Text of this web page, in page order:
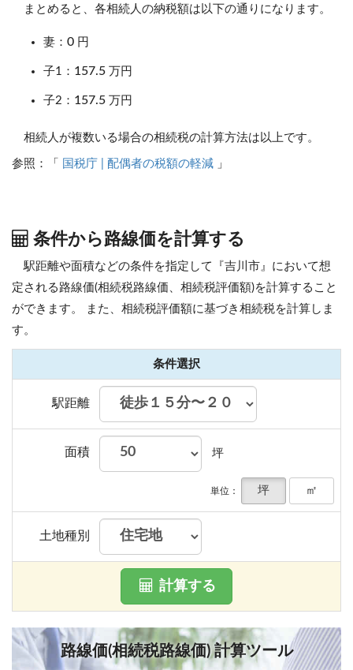
まとめると、各相続人の納税額は以下の通りになります。
妻： 0 円
子1： 157.5 万円
子2： 157.5 万円
相続人が複数いる場合の相続税の計算方法は以上です。
参照：「 国税庁 | 配偶者の税額の軽減 」
条件から路線価を計算する
駅距離や面積などの条件を指定して『吉川市』において想
定される路線価(相続税路線価、相続税評価額)を計算すること
ができます。
また、相続税評価額に基づき相続税を計算しま
す。
条件選択
駅距離
面積 坪
単位： 坪 ㎡
土地種別
計算する
路線価(相続税路線価) 計算ツール